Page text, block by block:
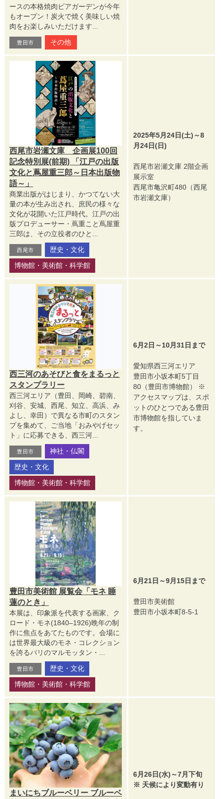
ースの本格焼肉ビアガーデンが今年
もオープン！炭火で焼く美味しい焼
肉をお楽しみいただけます...
豊田市 その他
西尾市岩瀬文庫 企画展100回
記念特別展(前期) 「江戸の出版
文化と蔦屋重三郎～日本出版物
語～」
商業出版がはじまり、かつてない大
量の本が生み出され、庶民の様々な
文化が花開いた江戸時代。江戸の出
版プロデューサー・蔦重こと蔦屋重
三郎は、その立役者のひと...
西尾市
歴史・文化
博物館・美術館・科学館
2025年5月24日(土)～8
月24日(日)
西尾市岩瀬文庫 2階企画
展示室
西尾市亀沢町480（西尾
市岩瀬文庫）
西三河のあそびと食をまるっと
スタンプラリー
西三河エリア（豊田、岡崎、碧南、
刈谷、安城、西尾、知立、高浜、み
よし、幸田）で異なる市町のスタン
プを集めて、ご当地「おみやげセッ
ト」に応募できる、西三河...
豊田市
神社・仏閣
歴史・文化
博物館・美術館・科学館
6月2日～10月31日まで
愛知県西三河エリア
豊田市小坂本町5丁目
80（豊田市博物館） ※
アクセスマップは、スポ
ットのひとつである豊田
市博物館を指していま
す。
豊田市美術館 展覧会「モネ 睡
蓮のとき」
本展は、印象派を代表する画家、ク
ロード・モネ(1840–1926)晩年の制
作に焦点をあてたものです。会場に
は世界最大級のモネ・コレクション
を誇るパリのマルモッタン・...
豊田市
歴史・文化
博物館・美術館・科学館
6月21日～9月15日まで
豊田市美術館
豊田市小坂本町8-5-1
まいにちブルーベリー ブルーベ
6月26日(水)～7月下旬
※ 天候により変動有り